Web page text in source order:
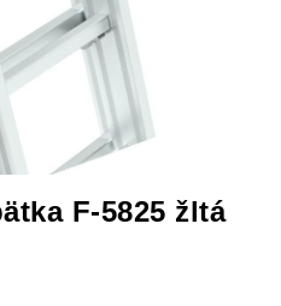
F-5825 žltá